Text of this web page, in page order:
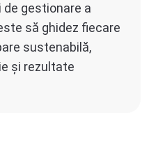
gestionare a
să ghidez fiecare
sustenabilă,
și rezultate